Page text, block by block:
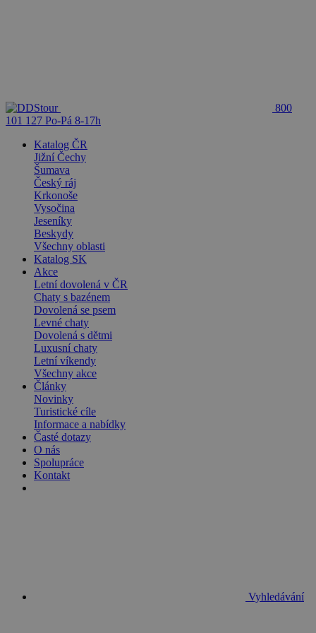
800
101 127 Po-Pá 8-17h
Katalog ČR
Jižní Čechy
Šumava
Český ráj
Krkonoše
Vysočina
Jeseníky
Beskydy
Všechny oblasti
Katalog SK
Akce
Letní dovolená v ČR
Chaty s bazénem
Dovolená se psem
Levné chaty
Dovolená s dětmi
Luxusní chaty
Letní víkendy
Všechny akce
Články
Novinky
Turistické cíle
Informace a nabídky
Časté dotazy
O nás
Spolupráce
Kontakt
Vyhledávání